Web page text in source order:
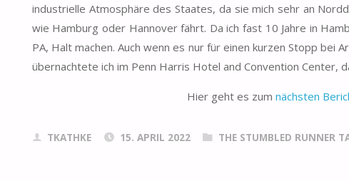
industrielle Atmosphäre des Staates, da sie mich sehr an
wie Hamburg oder Hannover fährt. Da ich fast 10 Jahre in
PA, Halt machen. Auch wenn es nur für einen kurzen Stopp bei
übernachtete ich im Penn Harris Hotel and Convention Center,
Hier geht es zum nächsten
TKATHKE 15. APRIL 2022 THE STUMBLED RUNNER